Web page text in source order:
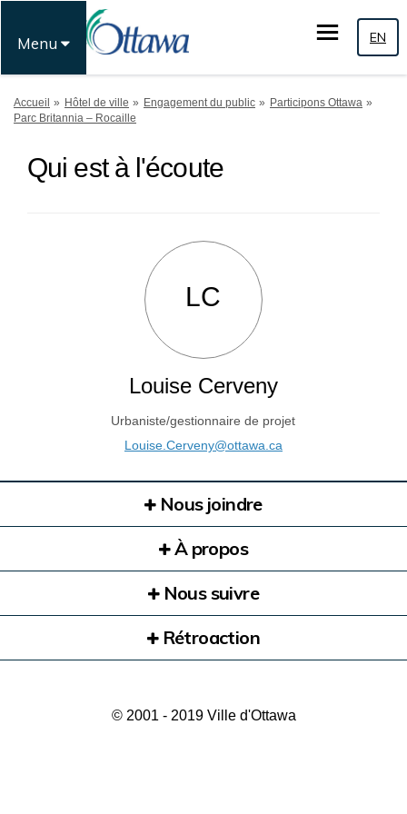
Menu EN
Vous êtes ici:
Accueil Hôtel de ville Engagement du public
Participons Ottawa
Parc Britannia – Rocaille
Qui est à l'écoute
LC
Louise Cerveny
Urbaniste/gestionnaire de projet
Louise.Cerveny@ottawa.ca(Liens externes)
Nous joindre
À propos
Nous suivre
Rétroaction
© 2001 - 2019 Ville d'Ottawa